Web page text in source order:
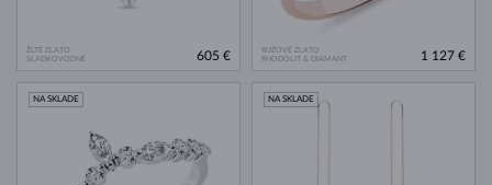
ŽLTÉ ZLATO
SLADKOVODNÉ
605 €
RUŽOVÉ ZLATO
RHODOLIT & DIAMANT
1 127 €
NA SKLADE NA SKLADE